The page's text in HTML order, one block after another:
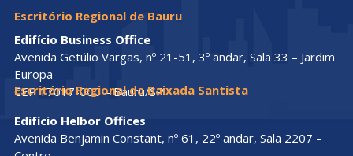
Escritório Regional de Bauru
Edifício Business Office
Avenida Getúlio Vargas, nº 21-51, 3º andar, Sala 33 – Jardim
Europa
CEP 17017-000 – Bauru/SP
Escritório Regional da Baixada Santista
Edifício Helbor Offices
Avenida Benjamin Constant, nº 61, 22º andar, Sala 2207 –